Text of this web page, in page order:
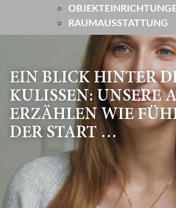
RAUMAUSSTATTUNG
EIN BLICK HINTER
KULISSEN: UNSERE
ERZÄHLEN WIE
DER START …